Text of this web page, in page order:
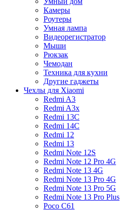
Камеры
Роутеры
Умная лампа
Видеорегистратор
Мыши
Рюкзак
Чемодан
Техника для кухни
Другие гаджеты
Чехлы для Xiaomi
Redmi A3
Redmi A3x
Redmi 13C
Redmi 14C
Redmi 12
Redmi 13
Redmi Note 12S
Redmi Note 12 Pro 4G
Redmi Note 13 4G
Redmi Note 13 Pro 4G
Redmi Note 13 Pro 5G
Redmi Note 13 Pro Plus
Poco C61